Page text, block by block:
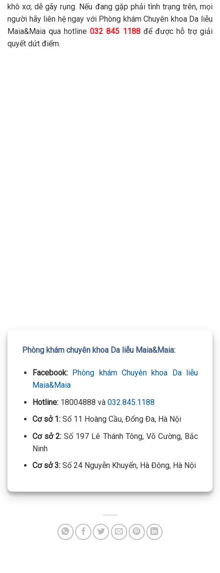
khô xơ, dễ gãy rụng. Nếu đang gặp phải tình trạng trên, mọi
người hãy liên hệ ngay với Phòng khám Chuyên khoa Da liễu
Maia&Maia qua hotline032 845 1188để được hỗ trợ giải
quyết dứt điểm.
Phòng khám chuyên khoa Da liễu Maia&Maia:
Facebook: Phòng khám Chuyên khoa Da liễu
Maia&Maia
Hotline:18004888 và 032.845.1188
Cơ sở 1: Số 11 Hoàng Cầu, Đống Đa, Hà Nội
Cơ sở 2: Số 197 Lê Thánh Tông, Võ Cường, Bắc
Ninh
Cơ sở 3:Số 24 Nguyễn Khuyến, Hà Đông, Hà Nội